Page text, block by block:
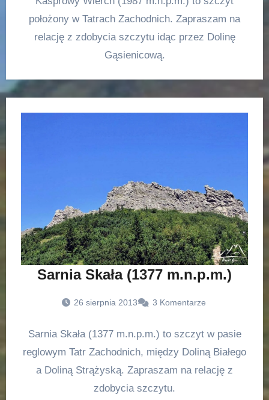
położony w Tatrach Zachodnich. Zapraszam na
relację z zdobycia szczytu idąc przez Dolinę
Gąsienicową.
Sarnia Skała (1377 m.n.p.m.)
26 sierpnia 2013 3 Komentarze
Sarnia Skała (1377 m.n.p.m.) to szczyt w pasie
reglowym Tatr Zachodnich, między Doliną Białego
a Doliną Strążyską. Zapraszam na relację z
zdobycia szczytu.